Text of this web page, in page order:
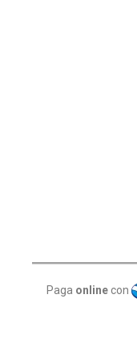
Paga online con